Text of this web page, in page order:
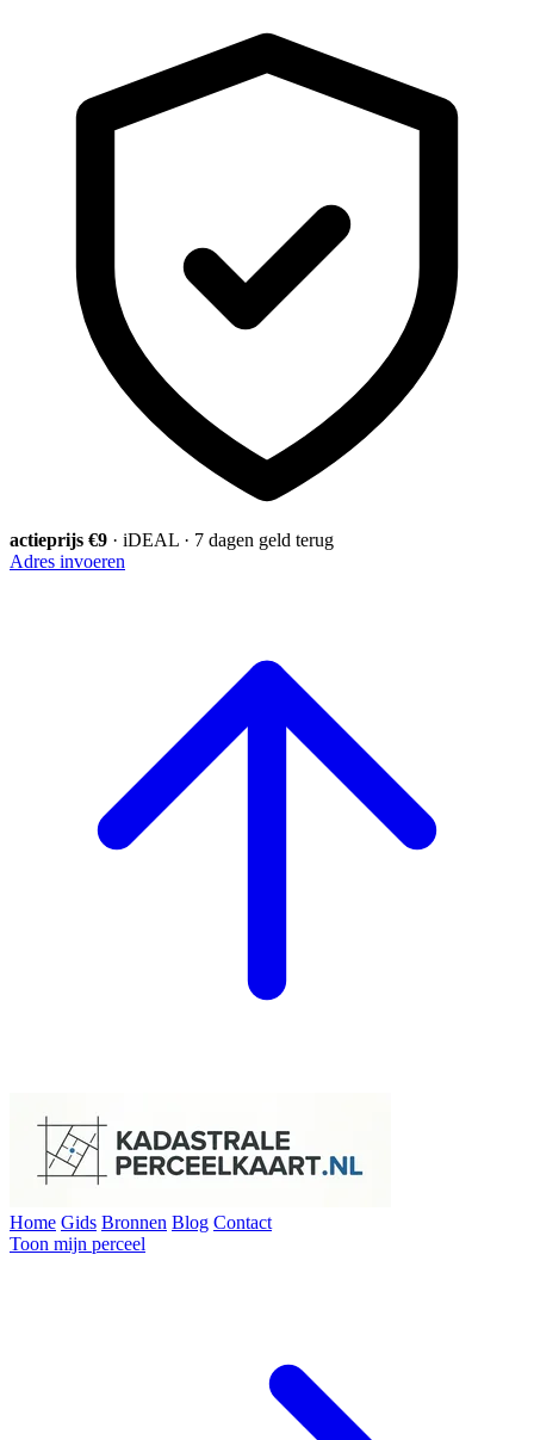
actieprijs €9 · iDEAL · 7 dagen geld terug
Adres invoeren
Home Gids Bronnen Blog Contact
Toon mijn perceel